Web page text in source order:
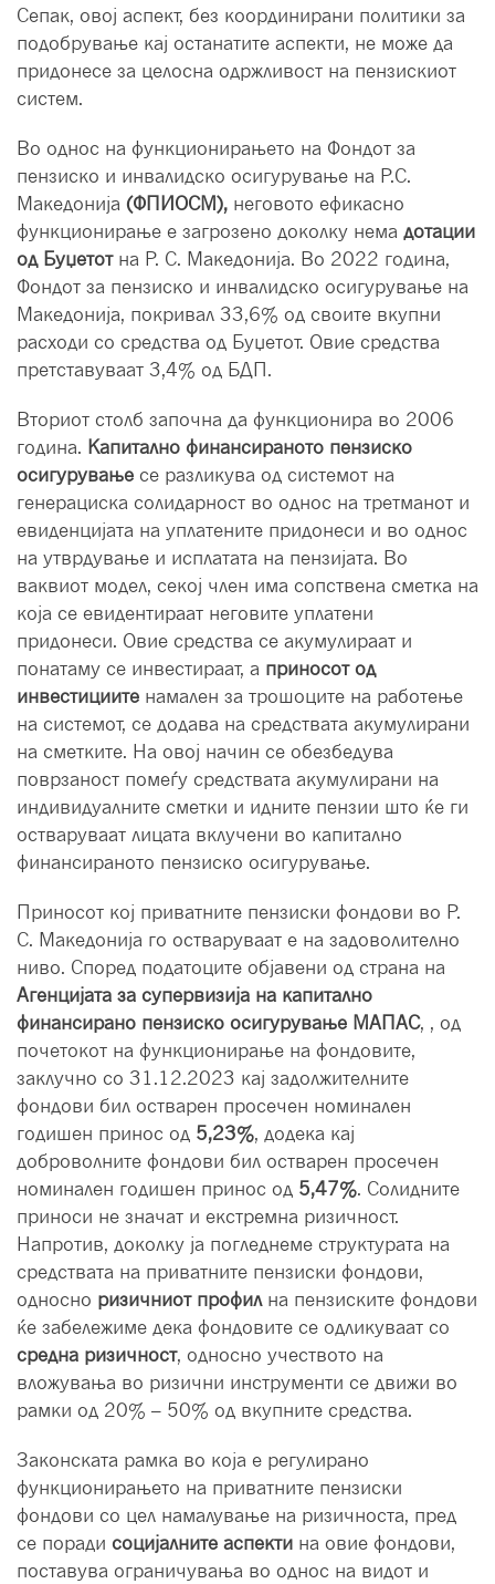
Сепак, овој аспект, без координирани политики за
подобрување кај останатите аспекти, не може да
придонесе за целосна одржливост на пензискиот
систем.
Во однос на функционирањето на Фондот за
пензиско и инвалидско осигурување на Р.С.
Македонија (ФПИОСМ), неговото ефикасно
функционирање е загрозено доколку нема дотации
од Буџетотна Р. С. Македонија. Во 2022 година,
Фондот за пензиско и инвалидско осигурување на
Македонија, покривал 33,6% од своите вкупни
расходи со средства од Буџетот. Овие средства
претставуваат 3,4% од БДП.
Вториот столб започна да функционира во 2006
година. Капитално финансираното пензиско
осигурување се разликува од системот на
генерациска солидарност во однос на третманот и
евиденцијата на уплатените придонеси и во однос
на утврдување и исплатата на пензијата. Во
ваквиот модел, секој член има сопствена сметка на
која се евидентираат неговите уплатени
придонеси. Овие средства се акумулираат и
понатаму се инвестираат, а приносот од
инвестициите намален за трошоците на работење
на системот, се додава на средствата акумулирани
на сметките. На овој начин се обезбедува
поврзаност помеѓу средствата акумулирани на
индивидуалните сметки и идните пензии што ќе ги
остваруваат лицата вклучени во капитално
финансираното пензиско осигурување.
Приносот кој приватните пензиски фондови во Р.
С. Македонија го остваруваат е на задоволително
ниво. Според податоците објавени од страна на
Агенцијата за супервизија на капитално
финансирано пензиско осигурување МАПАС, , од
почетокот на функционирање на фондовите,
заклучно со 31.12.2023 кај задолжителните
фондови бил остварен просечен номинален
годишен принос од 5,23%, додека кај
доброволните фондови бил остварен просечен
номинален годишен принос од 5,47%. Солидните
приноси не значат и екстремна ризичност.
Напротив, доколку ја погледнеме структурата на
средствата на приватните пензиски фондови,
односно ризичниот профилна пензиските фондови
ќе забележиме дека фондовите се одликуваат со
средна ризичност, односно учеството на
вложувања во ризични инструменти се движи во
рамки од 20% – 50% од вкупните средства.
Законската рамка во која е регулирано
функционирањето на приватните пензиски
фондови со цел намалување на ризичноста, пред
се поради социјалните аспекти на овие фондови,
поставува ограничувања во однос на видот и